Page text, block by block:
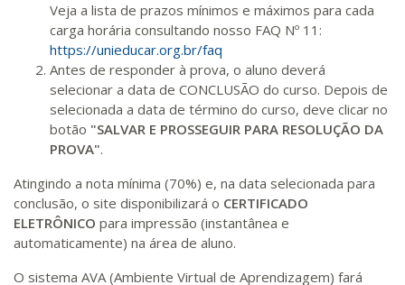
Veja a lista de prazos mínimos e máximos para cada
carga horária consultando nosso FAQ Nº 11:
https://unieducar.org.br/faq
Antes de responder à prova, o aluno deverá
selecionar a data de CONCLUSÃO do curso. Depois de
selecionada a data de término do curso, deve clicar no
botão "SALVAR E PROSSEGUIR PARA RESOLUÇÃO DA
PROVA".
Atingindo a nota mínima (70%) e, na data selecionada para
conclusão, o site disponibilizará o CERTIFICADO
ELETRÔNICO para impressão (instantânea e
automaticamente) na área de aluno.
O sistema AVA (Ambiente Virtual de Aprendizagem) fará